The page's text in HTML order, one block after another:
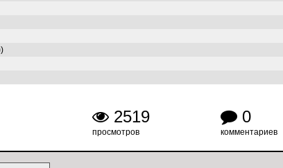
2519
просмотров
0
комментариев